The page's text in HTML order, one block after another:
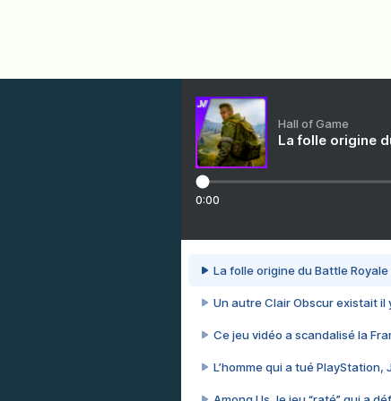
Hall of Game
La folle origine
0:00
La folle origine du Battle Royale
Un autre Clair Obscur existait il
Ce jeu vidéo a scandalisé la
L’homme qui a tué PlayStation,